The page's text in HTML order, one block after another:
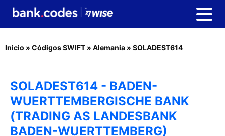
Inicio » Códigos SWIFT » Alemania » SOLADEST614
SOLADEST614 - BADEN-
WUERTTEMBERGISCHE BANK
(TRADING AS LANDESBANK
BADEN-WUERTTEMBERG)